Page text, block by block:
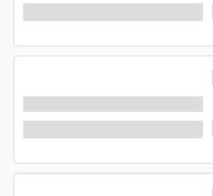
دبی
میهمانان فراهم کرده تا
و رفاه کامل را تجربه